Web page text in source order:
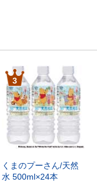
3
くまのプーさん/天然
水 500ml×24本